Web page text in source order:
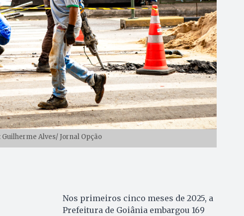
Alves/ Jornal Opção
Nos primeiros cinco meses de 2025, a
Prefeitura de Goiânia embargou 169